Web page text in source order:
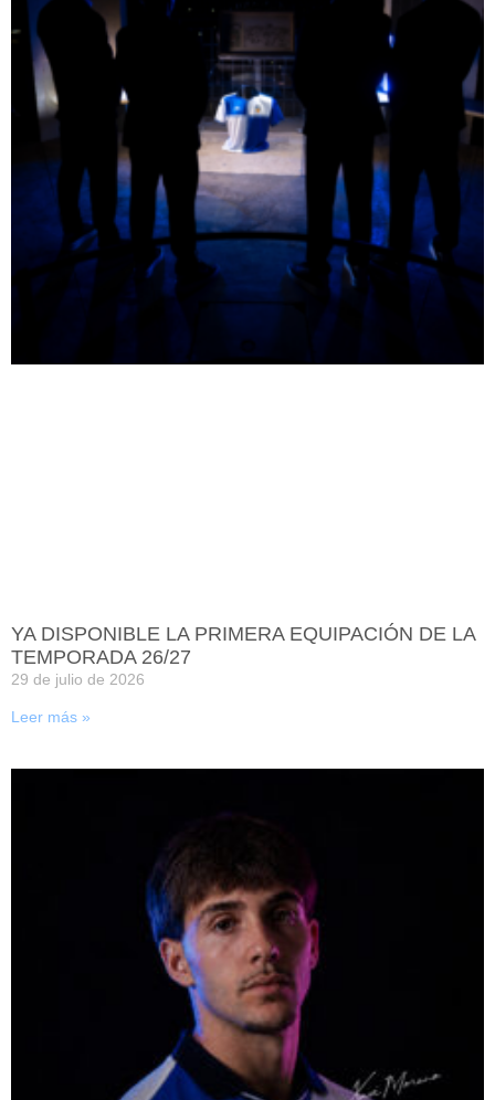
YA DISPONIBLE LA PRIMERA EQUIPACIÓN DE LA
TEMPORADA 26/27
29 de julio de 2026
Leer más »